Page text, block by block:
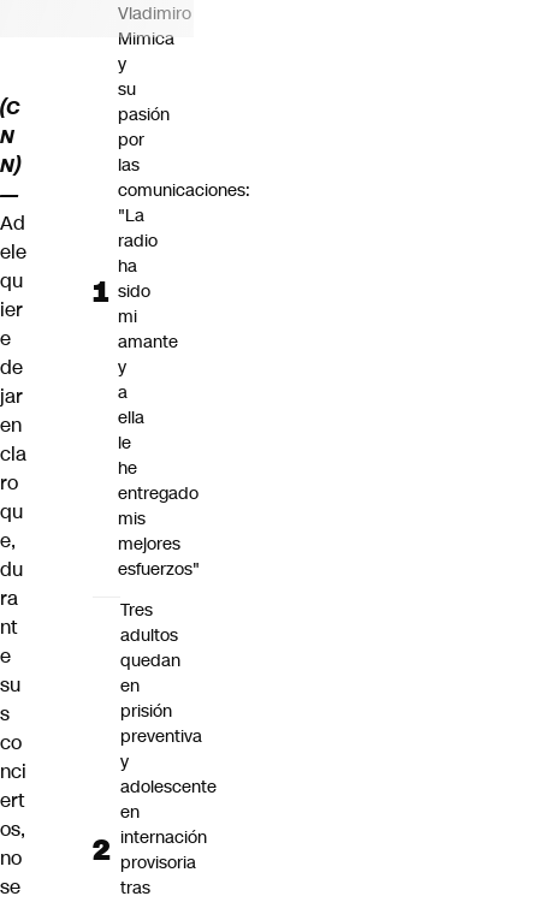
(C
N
N)
—
Ad
ele
qu
ier
e
de
jar
en
cla
ro
qu
e,
du
ra
nt
e
su
s
co
nci
ert
os,
no
se
Vladimiro
Mimica
y
su
pasión
por
las
comunicaciones:
"La
radio
ha
sido
mi
amante
y
a
ella
le
he
entregado
mis
mejores
esfuerzos"
Tres
adultos
quedan
en
prisión
preventiva
y
adolescente
en
internación
provisoria
tras